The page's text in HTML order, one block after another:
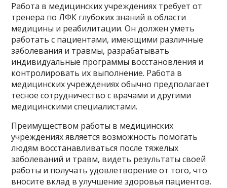
Работа в медицинских учреждениях требует от
тренера по ЛФК глубоких знаний в области
медицины и реабилитации. Он должен уметь
работать с пациентами, имеющими различные
заболевания и травмы, разрабатывать
индивидуальные программы восстановления и
контролировать их выполнение. Работа в
медицинских учреждениях обычно предполагает
тесное сотрудничество с врачами и другими
медицинскими специалистами.
Преимуществом работы в медицинских
учреждениях является возможность помогать
людям восстанавливаться после тяжелых
заболеваний и травм, видеть результаты своей
работы и получать удовлетворение от того, что
вносите вклад в улучшение здоровья пациентов.